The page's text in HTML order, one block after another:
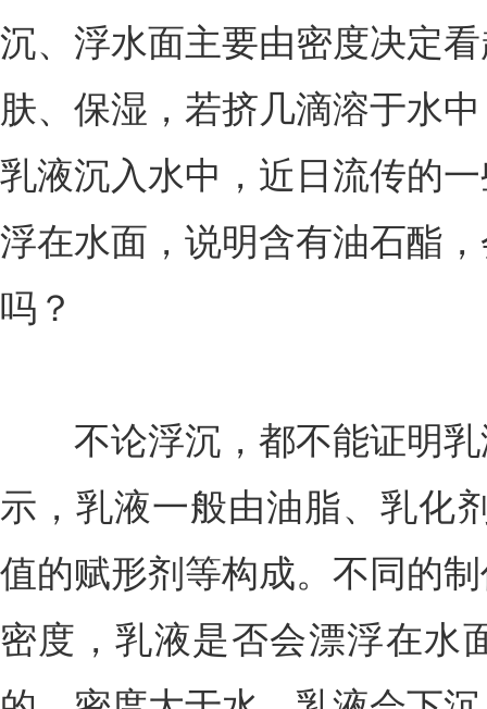
沉、浮水面主要由密度决定
肤、保湿，若挤几滴溶于水
乳液沉入水中，近日流传的
浮在水面，说明含有油石酯
吗？
不论浮沉，都不能证明乳
示，乳液一般由油脂、乳化
值的赋形剂等构成。不同的
密度，乳液是否会漂浮在水